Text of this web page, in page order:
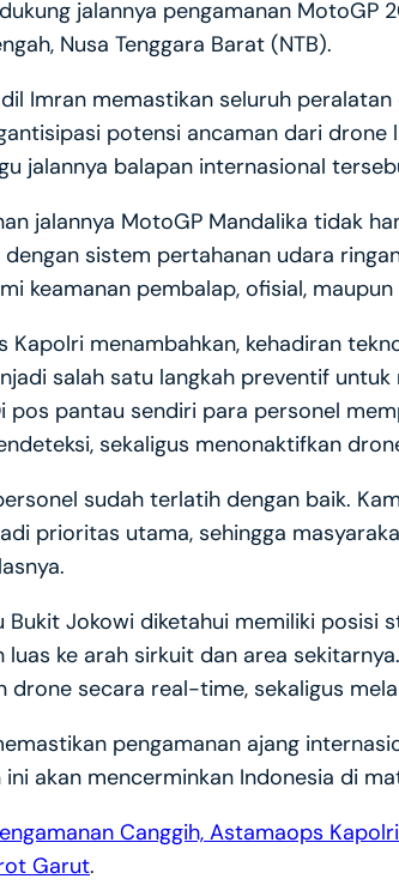
jalannya pengamanan MotoGP
Nusa Tenggara Barat (NTB).
Imran memastikan seluruh
potensi ancaman dari
jalannya balapan internasional
jalannya MotoGP Mandalika tidak
sistem pertahanan udara
keamanan pembalap, ofisial,
Kapolri menambahkan, kehadiran
salah satu langkah preventif
pos pantau sendiri para personel
sekaligus menonaktifkan
sudah terlatih dengan baik.
prioritas utama, sehingga
Bukit Jokowi diketahui memiliki
luas ke arah sirkuit dan area
drone secara real-time, sekaligus
pengamanan ajang
akan mencerminkan Indonesia di
Canggih, Astamaops
Garut.